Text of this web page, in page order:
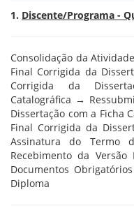
1. Discente/Programa -
Consolidação da
Final Corrigida da
Corrigida da
Catalográfica →
Dissertação com a Ficha
Final Corrigida da
Assinatura do Termo
Recebimento da
Documentos
Diploma